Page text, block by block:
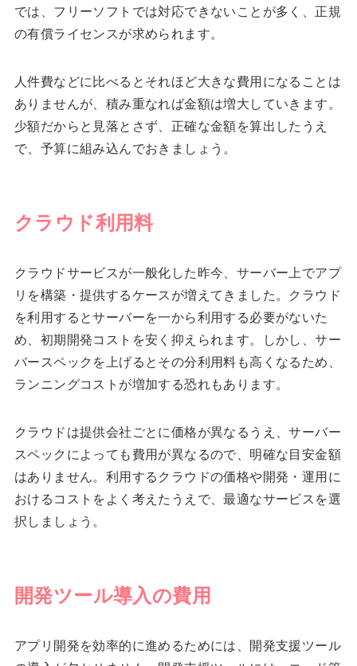
では、フリーソフトでは対応できないことが多く、正規
の有償ライセンスが求められます。
人件費などに比べるとそれほど大きな費用になることは
ありませんが、積み重なれば金額は増大していきます。
少額だからと見落とさず、正確な金額を算出したうえ
で、予算に組み込んでおきましょう。
クラウド利用料
クラウドサービスが一般化した昨今、サーバー上でアプ
リを構築・提供するケースが増えてきました。クラウド
を利用するとサーバーを一から利用する必要がないた
め、初期開発コストを安く抑えられます。しかし、サー
バースペックを上げるとその分利用料も高くなるため、
ランニングコストが増加する恐れもあります。
クラウドは提供会社ごとに価格が異なるうえ、サーバー
スペックによっても費用が異なるので、明確な目安金額
はありません。利用するクラウドの価格や開発・運用に
おけるコストをよく考えたうえで、最適なサービスを選
択しましょう。
開発ツール導入の費用
アプリ開発を効率的に進めるためには、開発支援ツール